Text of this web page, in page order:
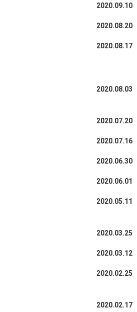
2020.09.10
2020.08.20
2020.08.17
2020.08.03
2020.07.20
2020.07.16
2020.06.30
2020.06.01
2020.05.11
2020.03.25
2020.03.12
2020.02.25
2020.02.17